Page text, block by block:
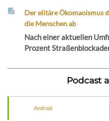
Der elitäre Ökomaoismus
die Menschen ab
Nach einer aktuellen
Prozent
Podcast
Android